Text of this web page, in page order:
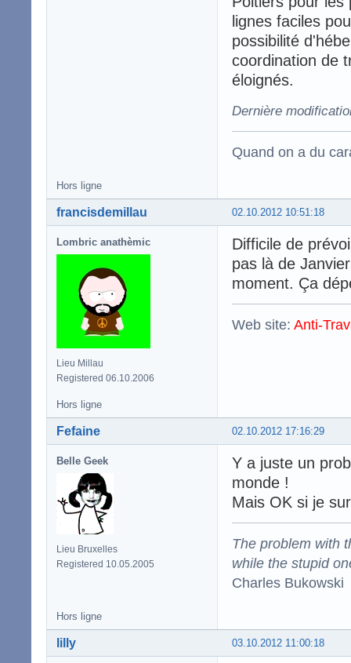
lignes faciles
possibilité
coordination de
éloignés.
Dernière
Quand on a du
Hors ligne
02.10.2012 10:51:18
francisdemillau
Lombric anathèmic
Lieu Millau
Registered 06.10.2006
Difficile de
pas là de
moment. Ça
Web site: Anti-
Hors ligne
02.10.2012 17:16:29
Fefaine
Belle Geek
Lieu Bruxelles
Registered 10.05.2005
Y a juste un
monde !
Mais OK si je
The problem with
while the stupid
Charles Bukowski
Hors ligne
03.10.2012 11:00:18
lilly